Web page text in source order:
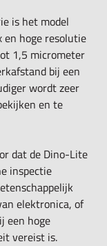
is het model
hoge resolutie
1,5 micrometer
bij een
wordt zeer
en te
dat de Dino-Lite
inspectie
elektronica, of
een hoge
vereist is.